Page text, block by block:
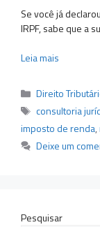
Se você já
IRPF, sabe que a
Leia mais
Categorias
Direito
Tags
consultoria
imposto de renda,
Deixe um
Pesquisar